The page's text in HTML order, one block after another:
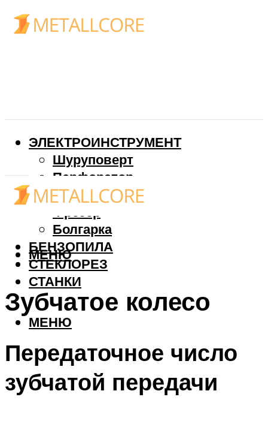
ЭЛЕКТРОИНСТРУМЕНТ
Шуруповерт
Перфоратор
Дрель
Фрезер
Болгарка
БЕНЗОПИЛА
СТЕКЛОРЕЗ
СТАНКИ
МЕНЮ
МЕНЮ
Зубчатое колесо
Передаточное число
зубчатой передачи